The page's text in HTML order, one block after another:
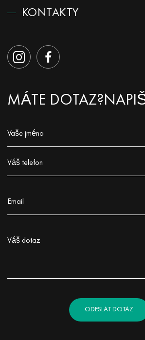
KONTAKTY
MÁTE DOTAZ?
Vaše jméno
Váš telefon
Email
Váš dotaz
ODESLAT DOTAZ